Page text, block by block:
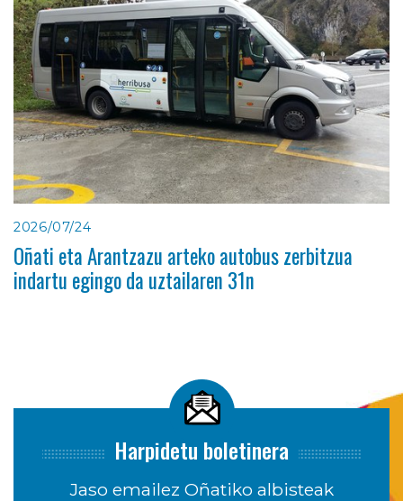
2026/07/24
Oñati eta Arantzazu arteko autobus zerbitzua
indartu egingo da uztailaren 31n
Harpidetu boletinera
Jaso emailez Oñatiko albisteak